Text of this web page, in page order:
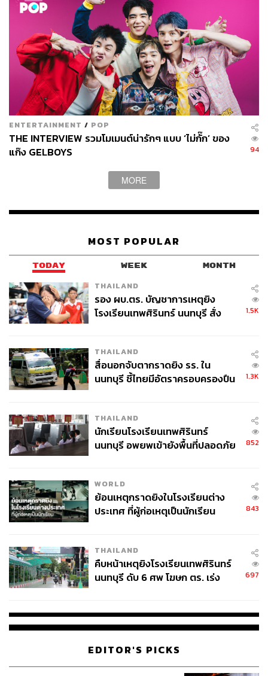
ENTERTAINMENT / POP
THE INTERVIEW รวมโมเมนต์น่ารักๆ แบบ ‘ไม่กั๊ก’ ของ
แก๊ง GELBOYS
94
MORE
MOST POPULAR
TODAY WEEK MONTH
THAILAND
รอง ผบ.ตร. บัญชาการเหตุยิง
โรงเรียนเทพศิรินทร์ นนทบุรี สั่ง
1.5K
THAILAND
สื่อนอกจับตากราดยิง รร. ใน
นนทบุรี ชี้ไทยมีอัตราครอบครองปืน
1.3K
THAILAND
นักเรียนโรงเรียนเทพศิรินทร์
นนทบุรี อพยพเข้ายังพื้นที่ปลอดภัย
852
WORLD
ย้อนเหตุกราดยิงในโรงเรียนต่าง
ประเทศ ที่ผู้ก่อเหตุเป็นนักเรียน
843
THAILAND
คืบหน้าเหตุยิงโรงเรียนเทพศิรินทร์
นนทบุรี ดับ 6 ศพ โฆษก ตร. เร่ง
697
EDITOR'S PICKS